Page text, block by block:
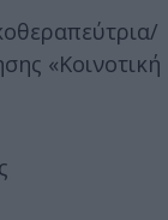
«Κοινοτική